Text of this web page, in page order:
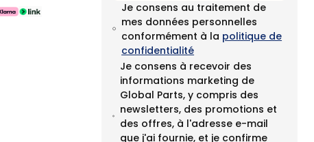
Je consens au traitement de
mes données personnelles
conformément à la politique de
confidentialité
Je consens à recevoir des
informations marketing de
Global Parts, y compris des
newsletters, des promotions et
des offres, à l'adresse e-mail
que j'ai fournie, et je confirme